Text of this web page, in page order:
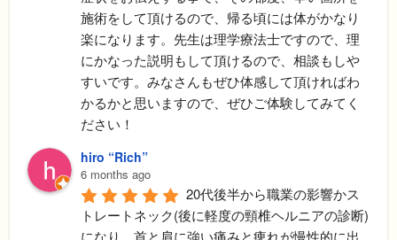
施術をして頂けるので、帰る頃には体がかなり
楽になります。先生は理学療法士ですので、理
にかなった説明もして頂けるので、相談もしや
すいです。みなさんもぜひ体感して頂ければわ
かるかと思いますので、ぜひご体験してみてく
ださい！
hiro “Rich”
6 months ago
20代後半から職業の影響かス
トレートネック(後に軽度の頸椎ヘルニアの診断)